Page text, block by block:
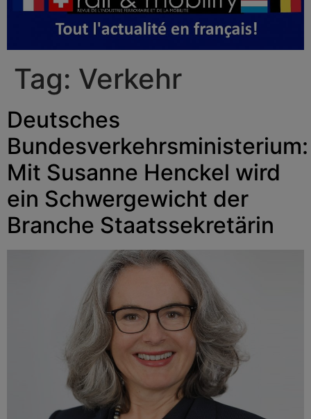
Tag: Verkehr
Deutsches
Bundesverkehrsministerium:
Mit Susanne Henckel wird
ein Schwergewicht der
Branche Staatssekretärin